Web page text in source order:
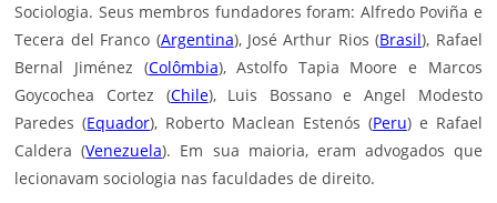
Sociologia. Seus membros fundadores foram: Alfredo Poviña e
Tecera del Franco (Argentina), José Arthur Rios (Brasil), Rafael
Bernal Jiménez (Colômbia), Astolfo Tapia Moore e Marcos
Goycochea Cortez (Chile), Luis Bossano e Angel Modesto
Paredes (Equador), Roberto Maclean Estenós (Peru) e Rafael
Caldera (Venezuela). Em sua maioria, eram advogados que
lecionavam sociologia nas faculdades de direito.